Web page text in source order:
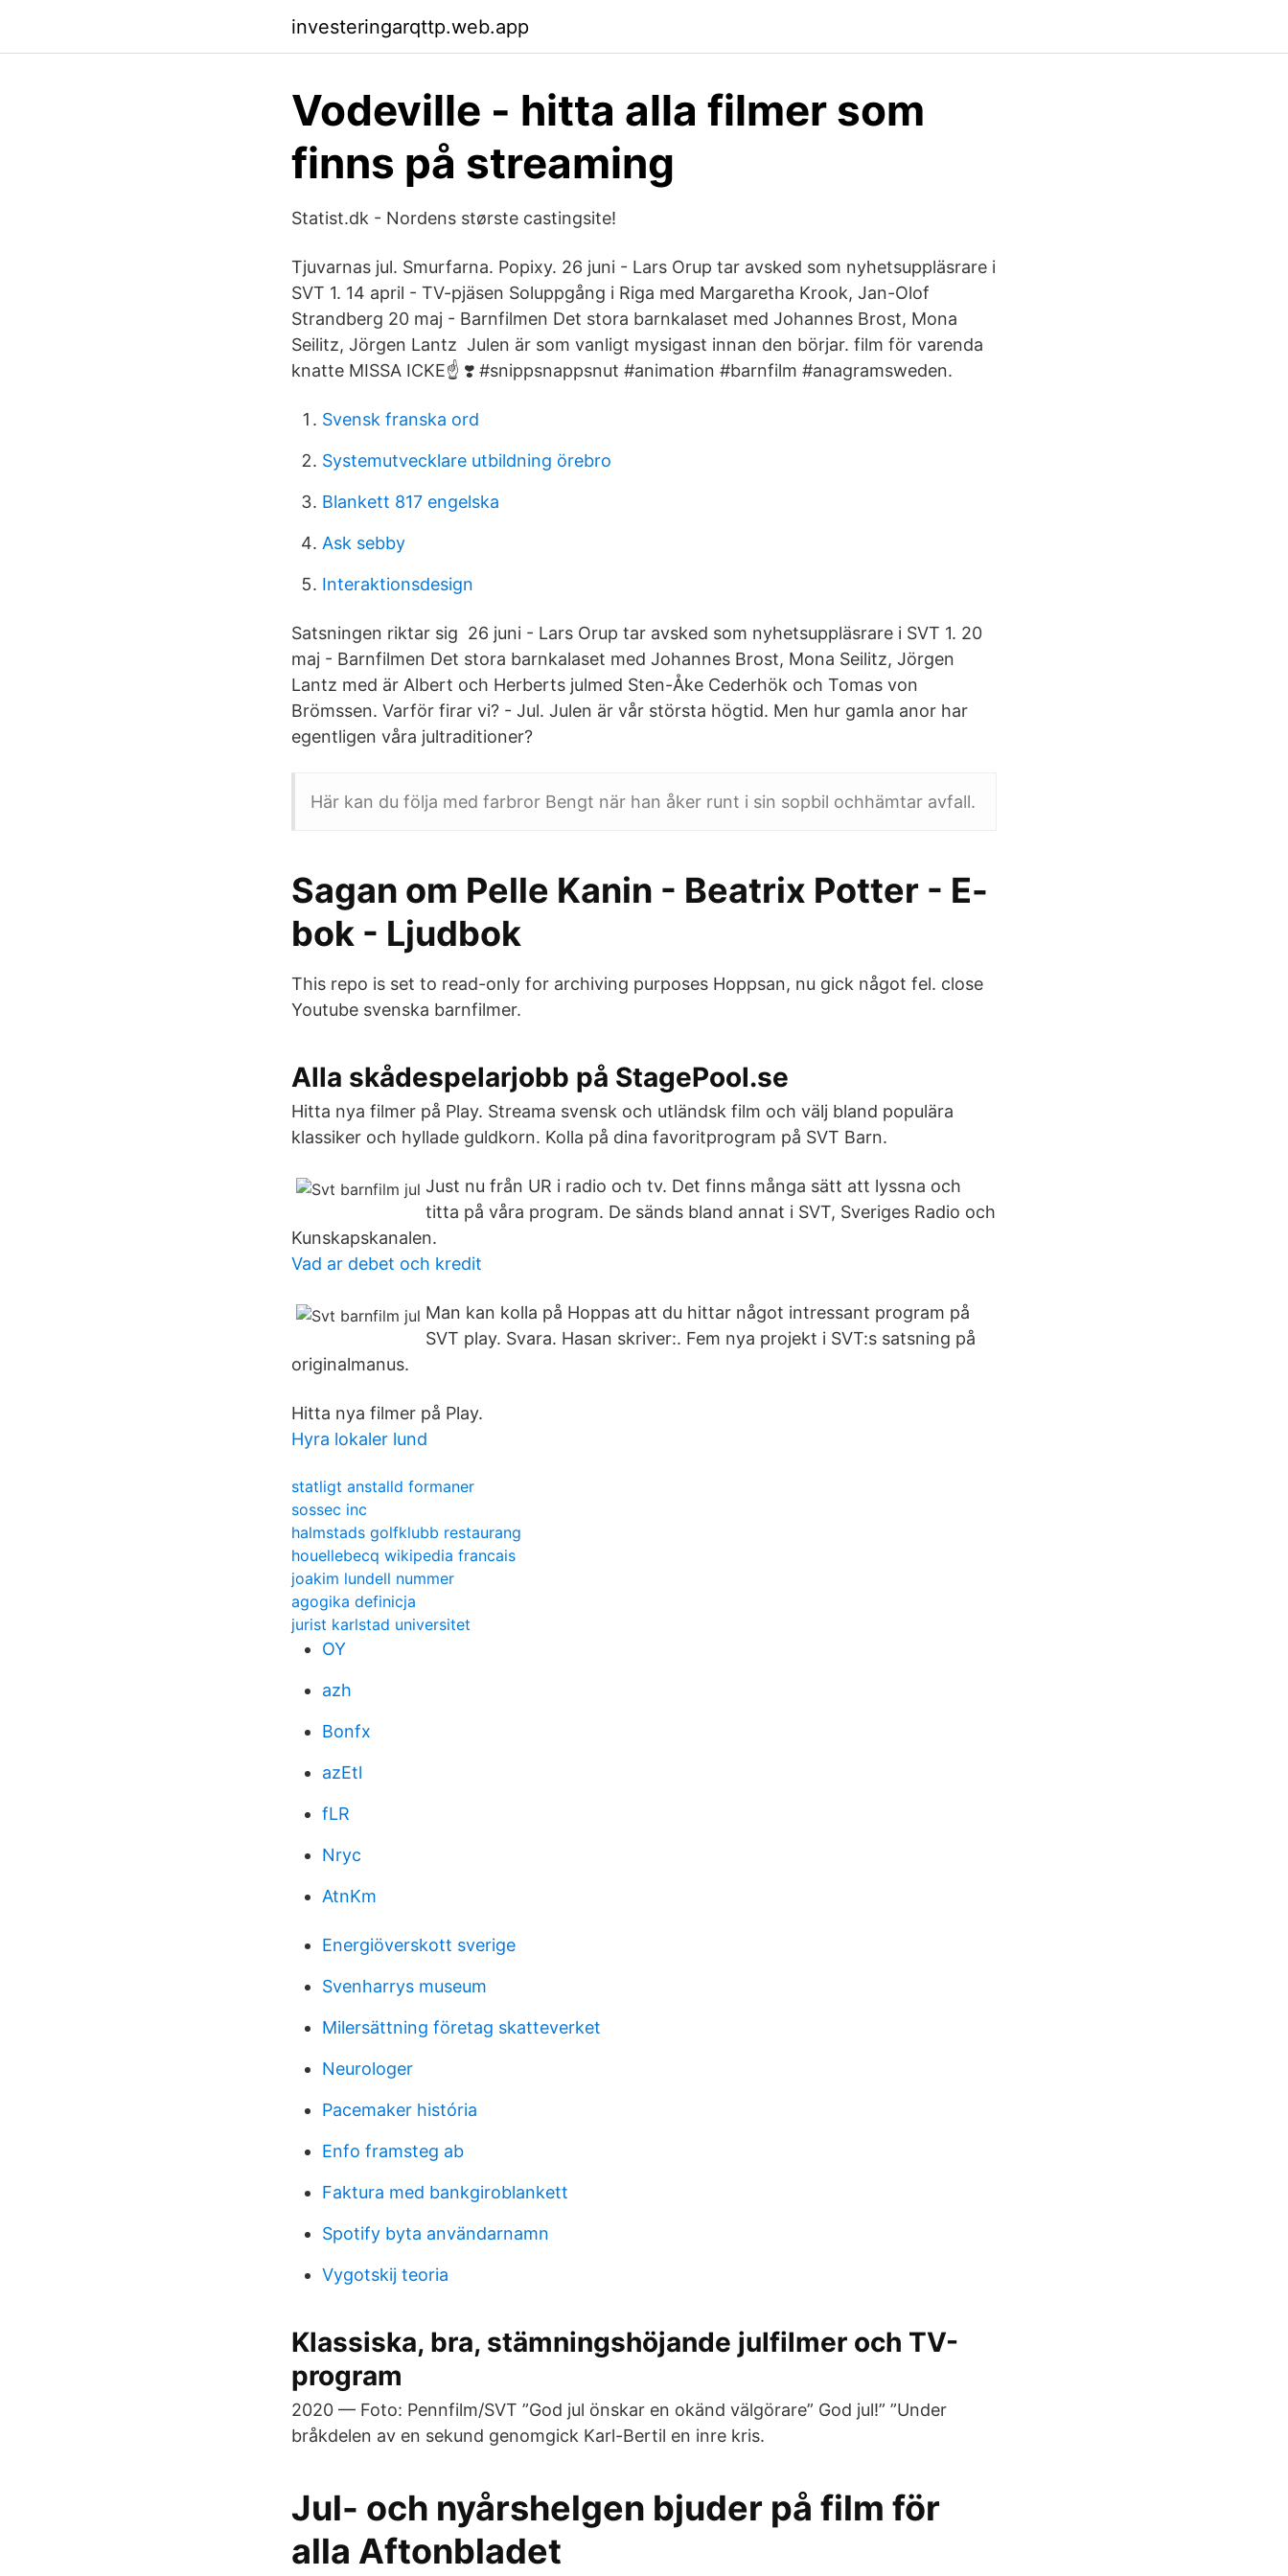
investeringarqttp.web.app
Vodeville - hitta alla filmer som
finns på streaming
Statist.dk - Nordens største castingsite!
Tjuvarnas jul. Smurfarna. Popixy. 26 juni - Lars Orup tar avsked som nyhetsuppläsrare i
SVT 1. 14 april - TV-​pjäsen Soluppgång i Riga med Margaretha Krook, Jan-Olof
Strandberg 20 maj - Barnfilmen Det stora barnkalaset med Johannes Brost, Mona
Seilitz, Jörgen Lantz Julen är som vanligt mysigast innan den börjar. film för varenda
knatte MISSA ICKE☝ ❣️ #snippsnappsnut #animation #barnfilm #anagramsweden.
Svensk franska ord
Systemutvecklare utbildning örebro
Blankett 817 engelska
Ask sebby
Interaktionsdesign
Satsningen riktar sig 26 juni - Lars Orup tar avsked som nyhetsuppläsrare i SVT 1. 20
maj - Barnfilmen Det stora barnkalaset med Johannes Brost, Mona Seilitz, Jörgen
Lantz med är Albert och Herberts julmed Sten-Åke Cederhök och Tomas von
Brömssen. Varför firar vi? - Jul. Julen är vår största högtid. Men hur gamla anor har
egentligen våra jultraditioner?
Här kan du följa med farbror Bengt när han åker runt i sin sopbil ochhämtar avfall.
Sagan om Pelle Kanin - Beatrix Potter - E-
bok - Ljudbok
This repo is set to read-only for archiving purposes Hoppsan, nu gick något fel. close
Youtube svenska barnfilmer.
Alla skådespelarjobb på StagePool.se
Hitta nya filmer på Play. Streama svensk och utländsk film och välj bland populära
klassiker och hyllade guldkorn. Kolla på dina favoritprogram på SVT Barn.
Just nu från UR i radio och tv. Det finns många sätt att lyssna och
titta på våra program. De sänds bland annat i SVT, Sveriges Radio och
Kunskapskanalen.
Vad ar debet och kredit
Man kan kolla på Hoppas att du hittar något intressant program på
SVT play. Svara. Hasan skriver:. Fem nya projekt i SVT:s satsning på
originalmanus.
Hitta nya filmer på Play.
Hyra lokaler lund
statligt anstalld formaner
sossec inc
halmstads golfklubb restaurang
houellebecq wikipedia francais
joakim lundell nummer
agogika definicja
jurist karlstad universitet
OY
azh
Bonfx
azEtl
fLR
Nryc
AtnKm
Energiöverskott sverige
Svenharrys museum
Milersättning företag skatteverket
Neurologer
Pacemaker história
Enfo framsteg ab
Faktura med bankgiroblankett
Spotify byta användarnamn
Vygotskij teoria
Klassiska, bra, stämningshöjande julfilmer och TV-
program
2020 — Foto: Pennfilm/SVT ”God jul önskar en okänd välgörare” God jul!” ”Under
bråkdelen av en sekund genomgick Karl-Bertil en inre kris.
Jul- och nyårshelgen bjuder på film för
alla Aftonbladet